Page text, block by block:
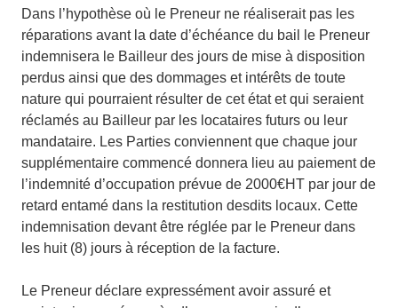
Dans l’hypothèse où le Preneur ne réaliserait pas les
réparations avant la date d’échéance du bail le Preneur
indemnisera le Bailleur des jours de mise à disposition
perdus ainsi que des dommages et intérêts de toute
nature qui pourraient résulter de cet état et qui seraient
réclamés au Bailleur par les locataires futurs ou leur
mandataire. Les Parties conviennent que chaque jour
supplémentaire commencé donnera lieu au paiement de
l’indemnité d’occupation prévue de 2000€HT par jour de
retard entamé dans la restitution desdits locaux. Cette
indemnisation devant être réglée par le Preneur dans
les huit (8) jours à réception de la facture.
Le Preneur déclare expressément avoir assuré et